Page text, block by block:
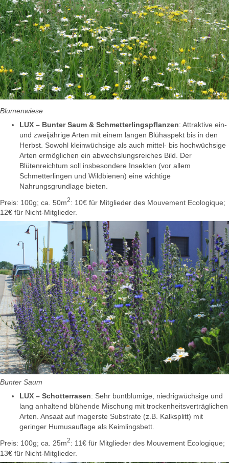
Blumenwiese
LUX – Bunter Saum & Schmetterlingspflanzen: Attraktive ein-
und zweijährige Arten mit einem langen Blühaspekt bis in den
Herbst. Sowohl kleinwüchsige als auch mittel- bis hochwüchsige
Arten ermöglichen ein abwechslungsreiches Bild. Der
Blütenreichtum soll insbesondere Insekten (vor allem
Schmetterlingen und Wildbienen) eine wichtige
Nahrungsgrundlage bieten.
Preis: 100g; ca. 50m2: 10€ für Mitglieder des Mouvement Ecologique;
12€ für Nicht-Mitglieder.
Bunter Saum
LUX – Schotterrasen: Sehr buntblumige, niedrigwüchsige und
lang anhaltend blühende Mischung mit trockenheitsverträglichen
Arten. Ansaat auf magerste Substrate (z.B. Kalksplitt) mit
geringer Humusauflage als Keimlingsbett.
Preis: 100g; ca. 25m2: 11€ für Mitglieder des Mouvement Ecologique;
13€ für Nicht-Mitglieder.